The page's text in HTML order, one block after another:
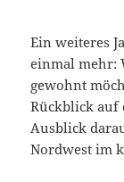
Ein weiteres
einmal mehr:
gewohnt
Rückblick auf
Ausblick
Nordwest im